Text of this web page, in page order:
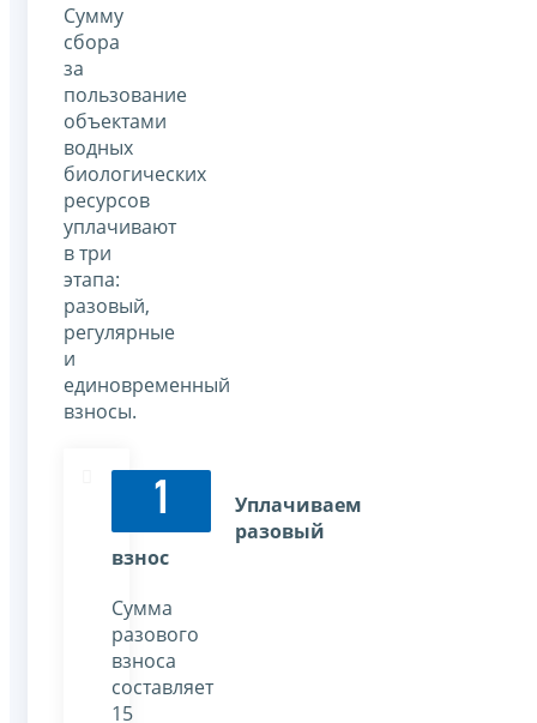
Сумму
сбора
за
пользование
объектами
водных
биологических
ресурсов
уплачивают
в три
этапа:
разовый,
регулярные
и
единовременный
взносы.
1
Уплачиваем
разовый
взнос
Сумма
разового
взноса
составляет
15